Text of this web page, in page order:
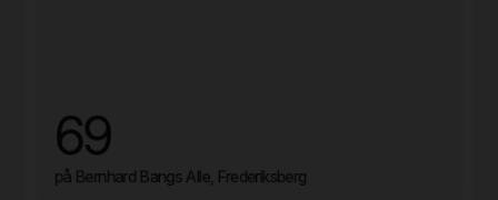
69
på Bernhard Bangs Alle, Frederiksberg